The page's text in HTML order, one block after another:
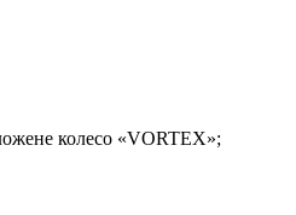
колесо «VORTEX»;